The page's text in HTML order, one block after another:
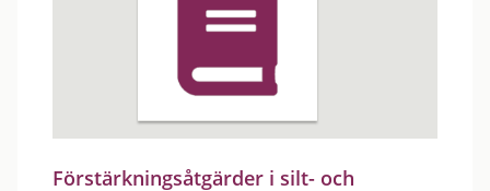
Förstärkningsåtgärder i silt- och